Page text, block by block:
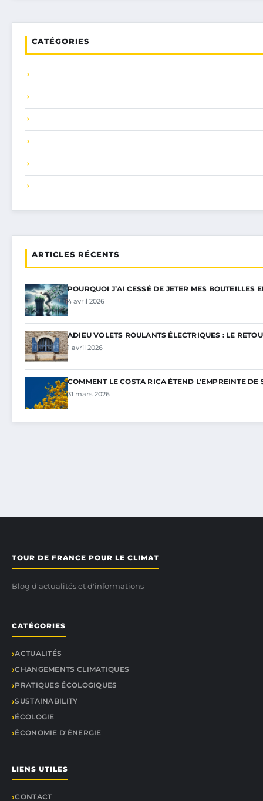
CATÉGORIES
ARTICLES RÉCENTS
POURQUOI J’AI CESSÉ DE JETER MES BOUTEILLES
4 avril 2026
ADIEU VOLETS ROULANTS ÉLECTRIQUES : LE
1 avril 2026
COMMENT LE COSTA RICA ÉTEND L’EMPREINTE DE
31 mars 2026
TOUR DE FRANCE POUR LE CLIMAT
Blog d'actualités et d'informations
CATÉGORIES
ACTUALITÉS
CHANGEMENTS CLIMATIQUES
PRATIQUES ÉCOLOGIQUES
SUSTAINABILITY
ÉCOLOGIE
ÉCONOMIE D'ÉNERGIE
LIENS UTILES
CONTACT